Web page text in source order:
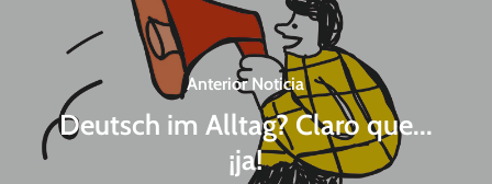
Anterior Noticia
Deutsch im Alltag? Claro que...
¡ja!